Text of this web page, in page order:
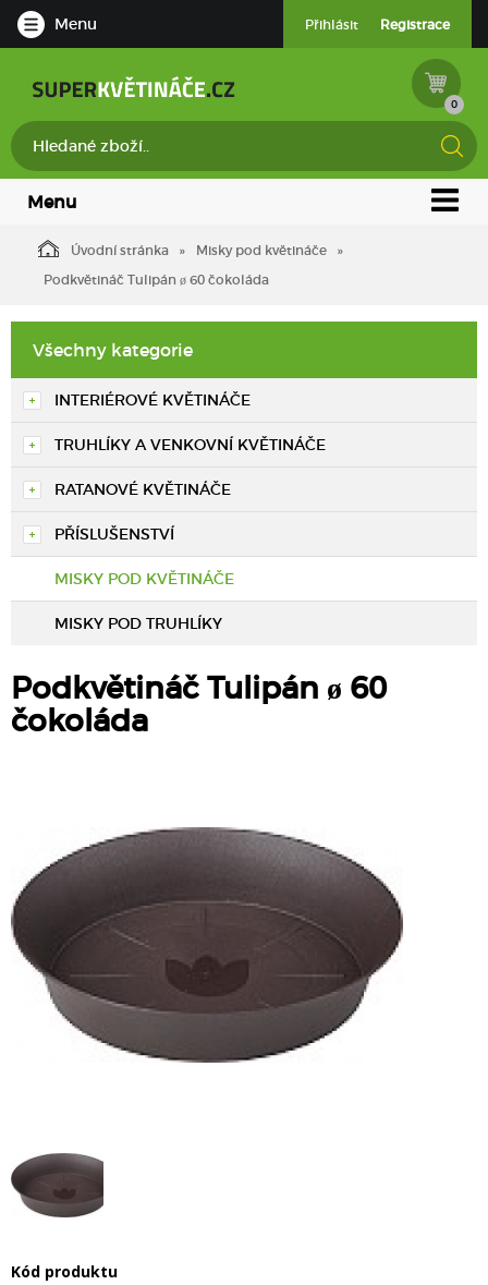
Menu Přihlásit Registrace
0
Menu
Úvodní stránka
Misky pod květináče
Podkvětináč Tulipán ø 60 čokoláda
Všechny kategorie
INTERIÉROVÉ KVĚTINÁČE
TRUHLÍKY A VENKOVNÍ KVĚTINÁČE
RATANOVÉ KVĚTINÁČE
PŘÍSLUŠENSTVÍ
MISKY POD KVĚTINÁČE
MISKY POD TRUHLÍKY
Podkvětináč Tulipán ø 60
čokoláda
Kód produktu